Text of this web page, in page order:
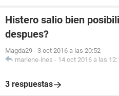
Histero salio bien
despues?
Magda29 - 3 oct 2016 a las 20:52
marlene-ines - 14 oct 2016 a las
3 respuestas